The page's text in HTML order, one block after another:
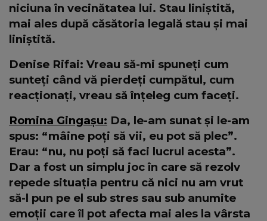
niciuna în vecinătatea lui. Stau liniștită,
mai ales după căsătoria legală stau și mai
liniștită.
Denise Rifai: Vreau să-mi spuneți cum
sunteți când vă pierdeți cumpătul, cum
reacționați, vreau să înțeleg cum faceți.
Romina Gingașu: Da, le-am sunat și le-am
spus: “mâine poți să vii, eu pot să plec”.
Erau: “nu, nu poți să faci lucrul acesta”.
Dar a fost un simplu joc în care să rezolv
repede situația pentru că nici nu am vrut
să-l pun pe el sub stres sau sub anumite
emoții care îl pot afecta mai ales la vârsta